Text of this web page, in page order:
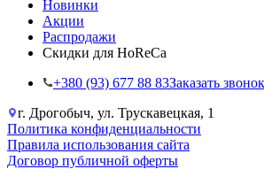
Новинки
Акции
Распродажи
Скидки для HoReCa
+38‎0 (93) 677 88 83Заказать звонок
г. Дрогобыч, ул. Трускавецкая, 1
Политика конфиденциальности
Правила использования сайта
Договор публичной оферты